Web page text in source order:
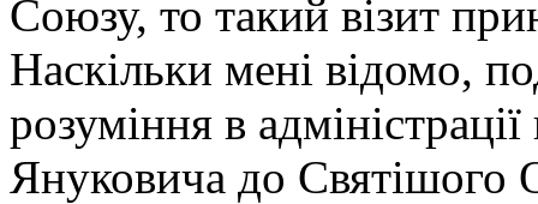
Союзу, то такий візит
Наскільки мені відомо,
розуміння в
Януковича до Святішого